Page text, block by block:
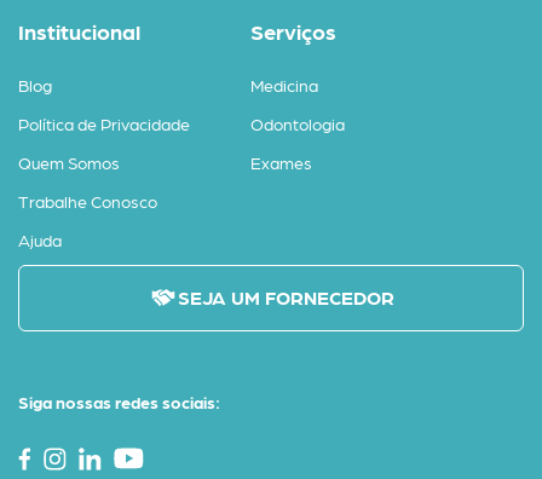
Siga nossas redes sociais:
Institucional
Blog
Política de Privacidade
Quem Somos
Trabalhe Conosco
Ajuda
Serviços
Medicina
Odontologia
Exames
SEJA UM FORNECEDOR